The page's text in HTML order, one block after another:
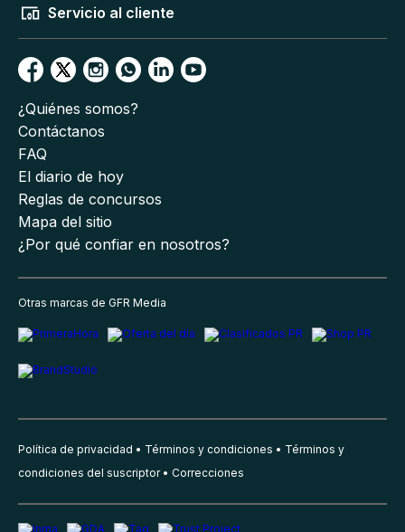
Servicio al cliente
¿Quiénes somos?
Contáctanos
FAQ
El diario de hoy
Reglas de concursos
Mapa del sitio
¿Por qué confiar en nosotros?
Otras marcas de GFR Media
Política de privacidad Términos y condiciones
Términos y
condiciones del suscriptor
Correcciones